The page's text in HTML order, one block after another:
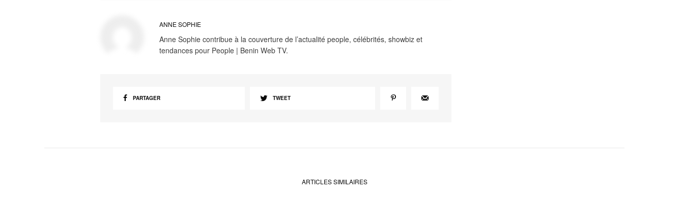
ANNE SOPHIE
Anne Sophie contribue à la couverture de l’actualité people, célébrités, showbiz et
tendances pour People | Benin Web TV.
PARTAGER TWEET
ARTICLES SIMILAIRES